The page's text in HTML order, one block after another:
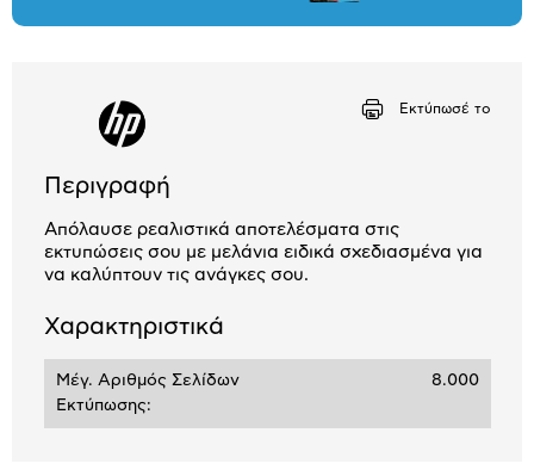
Εκτύπωσέ το
Περιγραφή
Απόλαυσε ρεαλιστικά αποτελέσματα στις
εκτυπώσεις σου με μελάνια ειδικά σχεδιασμένα για
να καλύπτουν τις ανάγκες σου.
Χαρακτηριστικά
Μέγ. Αριθμός Σελίδων
Εκτύπωσης:
8.000